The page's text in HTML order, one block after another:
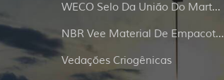
WECO Selo Da União Do Martelo
NBR Vee Material De Empacotamento
Vedações Criogênicas